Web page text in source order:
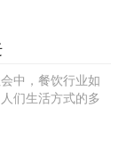
中，餐饮行业如
们生活方式的多